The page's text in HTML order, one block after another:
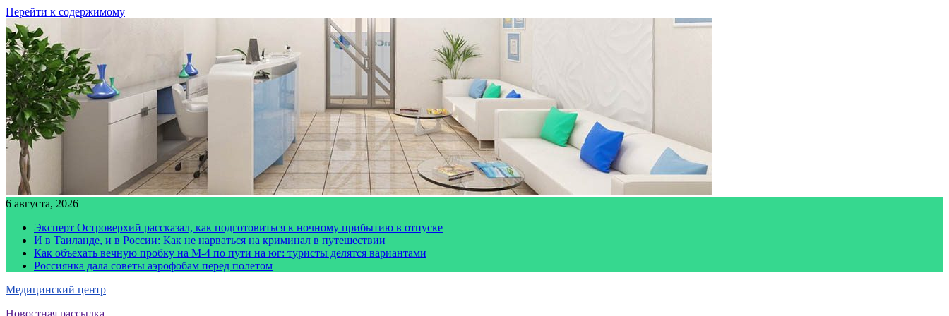
Перейти к содержимому
6 августа, 2026
Эксперт Островерхий рассказал, как подготовиться к ночному прибытию в отпуске
И в Таиланде, и в России: Как не нарваться на криминал в путешествии
Как объехать вечную пробку на М-4 по пути на юг: туристы делятся вариантами
Россиянка дала советы аэрофобам перед полетом
Медицинский центр
Новостная рассылка